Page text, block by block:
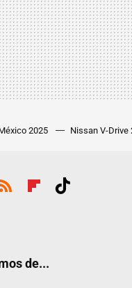
2025 Nissan V-Drive
de...